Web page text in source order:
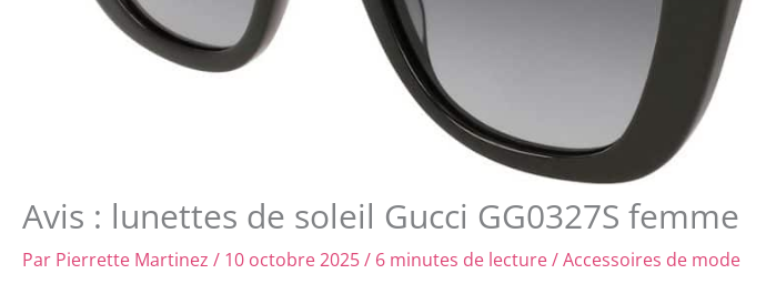
Avis : lunettes de soleil Gucci GG0327S femme
Par Pierrette Martinez / 10 octobre 2025/ 6 minutes de lecture/Accessoires de mode